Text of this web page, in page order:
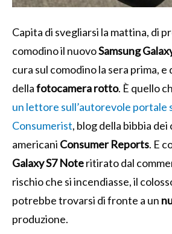
Capita di svegliarsi la mattina, di
comodino il nuovoSamsung
cura sul comodino la sera prima, e
dellafotocamera rotto. È quello
un lettore sull’autorevole portale
Consumerist, blog della bibbia
americani Consumer Reports. E
Galaxy S7 Noteritirato dal
rischio che si incendiasse, il
potrebbe trovarsi di fronte a un
produzione.